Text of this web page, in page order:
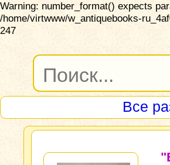
Warning: number_format() expects
/home/virtwww/w_antiquebooks-
247
Все